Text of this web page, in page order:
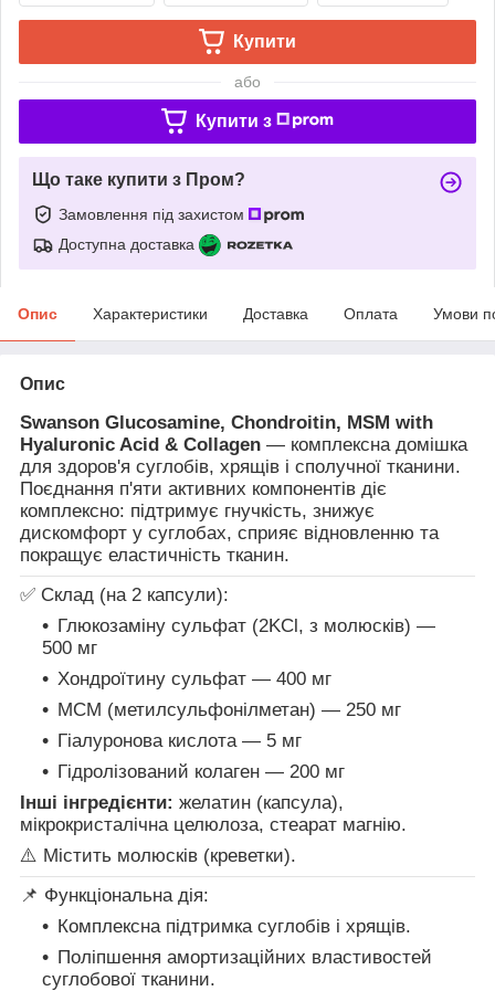
Купити
або
Купити з
Що таке купити з Пром?
Замовлення під захистом
Доступна доставка
Опис Характеристики Доставка Оплата Умови
Опис
Swanson Glucosamine, Chondroitin, MSM with
Hyaluronic Acid & Collagen — комплексна домішка
для здоров'я суглобів, хрящів і сполучної тканини.
Поєднання п'яти активних компонентів діє
комплексно: підтримує гнучкість, знижує
дискомфорт у суглобах, сприяє відновленню та
покращує еластичність тканин.
✅ Склад (на 2 капсули):
Глюкозаміну сульфат (2KCl, з молюсків) —
500 мг
Хондроїтину сульфат — 400 мг
МСМ (метилсульфонілметан) — 250 мг
Гіалуронова кислота — 5 мг
Гідролізований колаген — 200 мг
Інші інгредієнти: желатин (капсула),
мікрокристалічна целюлоза, стеарат магнію.
⚠️ Містить молюсків (креветки).
📌 Функціональна дія:
Комплексна підтримка суглобів і хрящів.
Поліпшення амортизаційних властивостей
суглобової тканини.